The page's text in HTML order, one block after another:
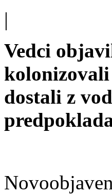
|
Vedci
kolonizovali
dostali z